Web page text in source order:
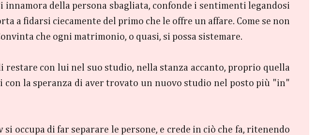
innamora della persona sbagliata, confonde i sentimenti legandosi
a fidarsi ciecamente del primo che le offre un affare. Come se non
che ogni matrimonio, o quasi, si possa sistemare.
con lui nel suo studio, nella stanza accanto, proprio quella
la speranza di aver trovato un nuovo studio nel posto più "in"
occupa di far separare le persone, e crede in ciò che fa, ritenendo